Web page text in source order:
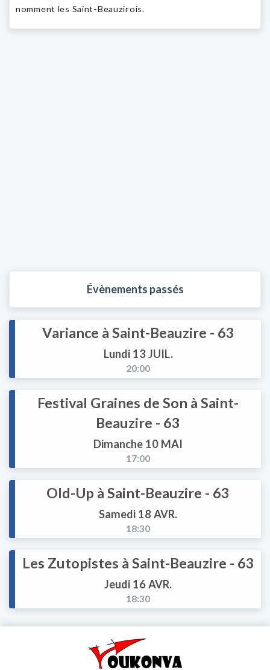
nomment les Saint-Beauzirois.
Évènements passés
Variance à Saint-Beauzire - 63
Lundi 13 JUIL.
20:00
Festival Graines de Son à Saint-
Beauzire - 63
Dimanche 10 MAI
17:00
Old-Up à Saint-Beauzire - 63
Samedi 18 AVR.
18:30
Les Zutopistes à Saint-Beauzire - 63
Jeudi 16 AVR.
18:30